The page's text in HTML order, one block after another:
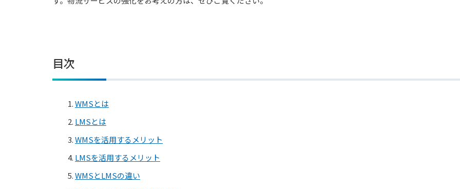
目次
1.WMSとは
2. LMSとは
3.WMSを活用するメリット
4. LMSを活用するメリット
5.WMSとLMSの違い